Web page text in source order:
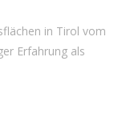
in Tirol vom
Erfahrung als